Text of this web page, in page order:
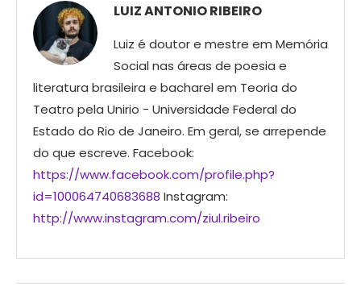
LUIZ ANTONIO RIBEIRO
Luiz é doutor e mestre em Memória
Social nas áreas de poesia e
literatura brasileira e bacharel em Teoria do
Teatro pela Unirio - Universidade Federal do
Estado do Rio de Janeiro. Em geral, se arrepende
do que escreve. Facebook:
https://www.facebook.com/profile.php?
id=100064740683688 Instagram:
http://www.instagram.com/ziul.ribeiro